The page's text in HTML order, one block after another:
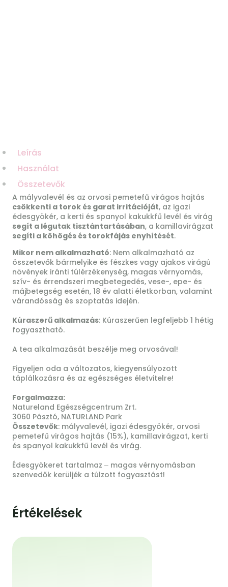
Leírás
Használat
Összetevők
A mályvalevél és az orvosi pemetefű virágos hajtás
csökkenti a torok és garat irritációját, az igazi
édesgyökér, a kerti és spanyol kakukkfű levél és virág
segít a légutak tisztántartásában, a kamillavirágzat
segíti a köhögés és torokfájás enyhítését.
Mikor nem alkalmazható: Nem alkalmazható az
összetevők bármelyike és fészkes vagy ajakos virágú
növények iránti túlérzékenység, magas vérnyomás,
szív- és érrendszeri megbetegedés, vese-, epe- és
májbetegség esetén, 18 év alatti életkorban, valamint
várandósság és szoptatás idején.
Kúraszerű alkalmazás: Kúraszerűen legfeljebb 1 hétig
fogyasztható.
A tea alkalmazását beszélje meg orvosával!
Figyeljen oda a változatos, kiegyensúlyozott
táplálkozásra és az egészséges életvitelre!
Forgalmazza:
Natureland Egészségcentrum Zrt.
3060 Pásztó, NATURLAND Park
Összetevők: mályvalevél, igazi édesgyökér, orvosi
pemetefű virágos hajtás (15%), kamillavirágzat, kerti
és spanyol kakukkfű levél és virág.
Édesgyökeret tartalmaz ‒ magas vérnyomásban
szenvedők kerüljék a túlzott fogyasztást!
Értékelések